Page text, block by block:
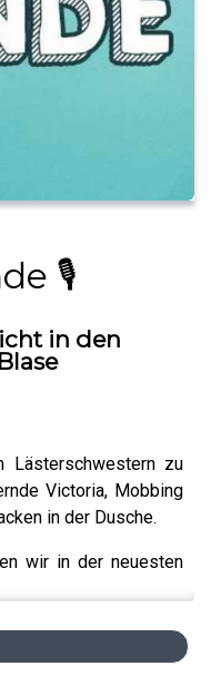
🎙️
in den
Lästerschwestern zu
Victoria, Mobbing
in der Dusche.
wir in der neuesten